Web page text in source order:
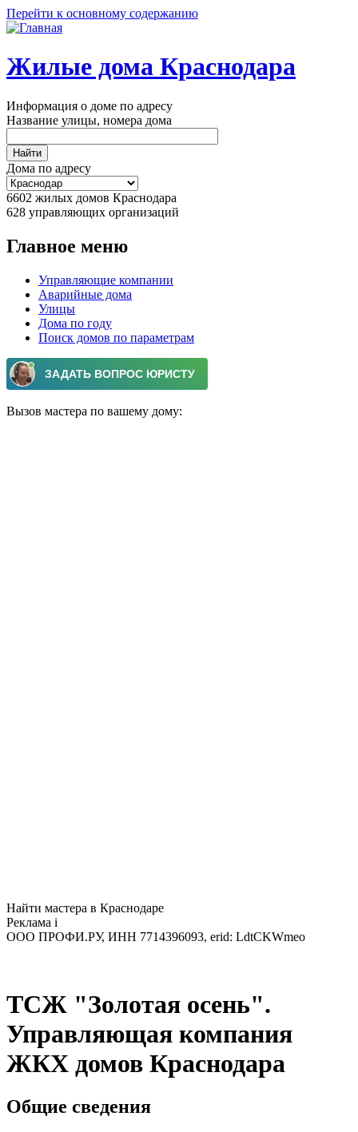
Перейти к основному содержанию
Жилые дома Краснодара
Информация о доме по адресу
Название улицы, номера дома
Дома по адресу
6602 жилых домов Краснодара
628 управляющих организаций
Главное меню
Управляющие компании
Аварийные дома
Улицы
Дома по году
Поиск домов по параметрам
Вызов мастера по вашему дому:
Найти мастера в Краснодаре
Реклама i
ООО ПРОФИ.РУ, ИНН 7714396093, erid: LdtCKWmeo
ТСЖ "Золотая осень".
Управляющая компания
ЖКХ домов Краснодара
Общие сведения